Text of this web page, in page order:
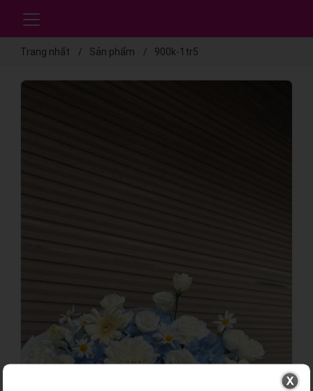
Trang nhất Sản phẩm 900k-1tr5